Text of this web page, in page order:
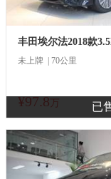
已
丰田埃尔法2018款
未上牌 | 70公里
¥97.8 万 商